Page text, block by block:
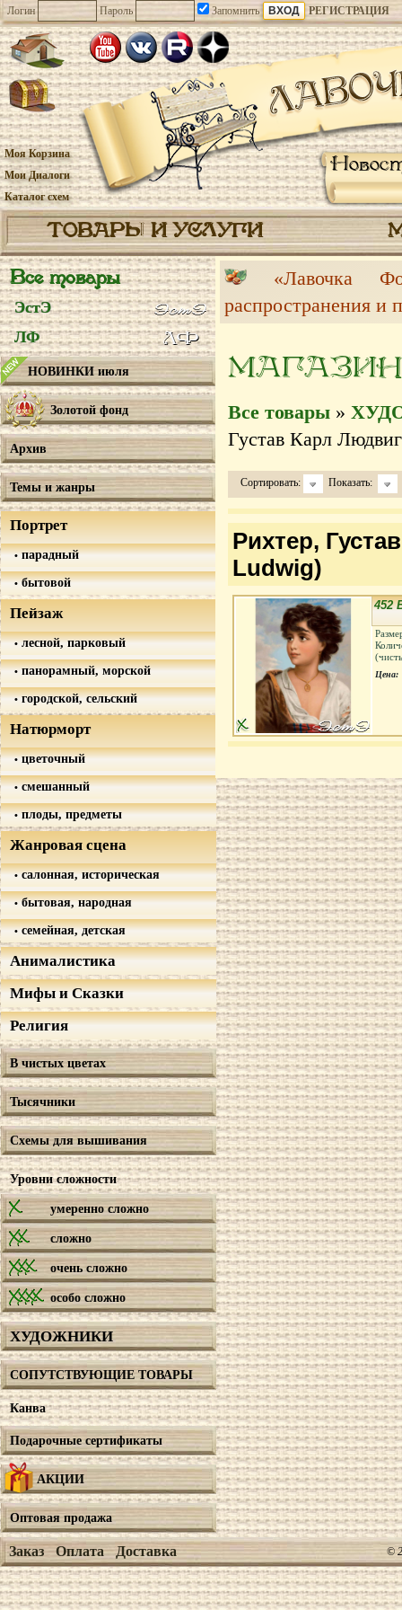
Логин Пароль Запомнить РЕГИСТРАЦИЯ
Моя Корзина
Мои Диалоги
Каталог схем
ТОВАРЫ И УСЛУГИ
Все товары
ЭстЭ
ЛФ
НОВИНКИ июля
Золотой фонд
Архив
Темы и жанры
Портрет
парадный
бытовой
Пейзаж
лесной, парковый
панорамный, морской
городской, сельский
Натюрморт
цветочный
смешанный
плоды, предметы
Жанровая сцена
салонная, историческая
бытовая, народная
семейная, детская
Анималистика
Мифы и Сказки
Религия
В чистых цветах
Тысячники
Схемы для вышивания
Уровни сложности
умеренно сложно
сложно
очень сложно
особо сложно
ХУДОЖНИКИ
СОПУТСТВУЮЩИЕ ТОВАРЫ
Канва
Подарочные сертификаты
АКЦИИ
Оптовая продажа
«Лавочка
распространения и
МАГАЗИН
Все товары »
Густав Карл
Сортировать: Показать:
Рихтер,
Ludwig)
452
Цена:
Заказ Оплата Доставка ©